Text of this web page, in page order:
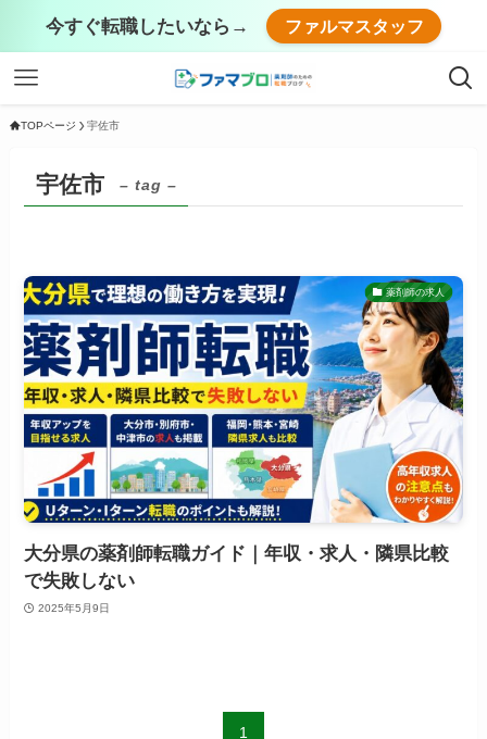
今すぐ転職したいなら→ ファルマスタッフ
TOPページ 宇佐市
宇佐市 – tag –
薬剤師の求人
大分県の薬剤師転職ガイド｜年収・求人・隣県比較
で失敗しない
2025年5月9日
1